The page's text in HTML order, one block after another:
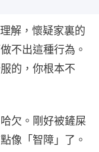
解，懷疑家裏的
不出這種行為。
的，你根本不
欠。剛好被鏟屎
像「智障」了。